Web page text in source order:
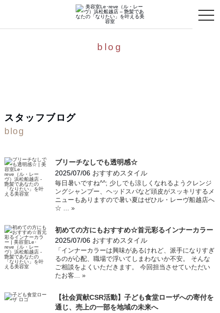
toggle
blog
スタッフブログ
blog
ブリーチなしでも透明感☆
2025/07/06 おすすめスタイル
毎日暑いですね^^; 少しでも涼しくなれるようクレンジ
ングシャンプー、ヘッドスパなど頭皮がスッキリするメ
ニューもありますので暑い夏はぜひル・レーヴ船越店へ
☆ ...
»
初めての方にもおすすめ☆首元彩るインナーカラー
2025/07/06 おすすめスタイル
「インナーカラーは興味があるけれど、派手になりすぎ
るのが心配、職場で浮いてしまわないか不安。 そんな
ご相談をよくいただきます。 今回担当させていただい
たお客... »
【社会貢献CSR活動】子ども食堂ローザへの寄付を
通じ、売上の一部を地域の未来へ